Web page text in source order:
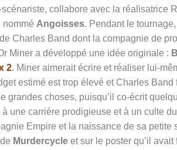
collabore avec la réalisatrice
nommé Angoisses. Pendant le
Charles Band dont la compagnie de
Miner a développé une idée originale :
2. Miner aimerait écrire et réaliser lui-
estimé est trop élevé et Charles
grandes choses, puisqu’il co-écrit
une carrière prodigieuse et à un culte
Empire et la naissance de sa
Murdercycle et sur le poster qu’il